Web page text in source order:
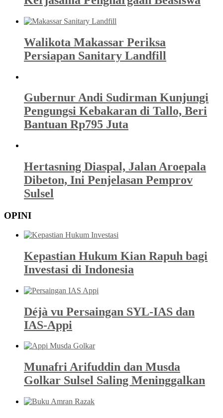
Walikota Makassar Periksa
Persiapan Sanitary Landfill
Gubernur Andi Sudirman Kunjungi
Pengungsi Kebakaran di Tallo, Beri
Bantuan Rp795 Juta
Hertasning Diaspal, Jalan Aroepala
Dibeton, Ini Penjelasan Pemprov
Sulsel
OPINI
Kepastian Hukum Kian Rapuh bagi
Investasi di Indonesia
Déjà vu Persaingan SYL-IAS dan
IAS-Appi
Munafri Arifuddin dan Musda
Golkar Sulsel Saling Meninggalkan